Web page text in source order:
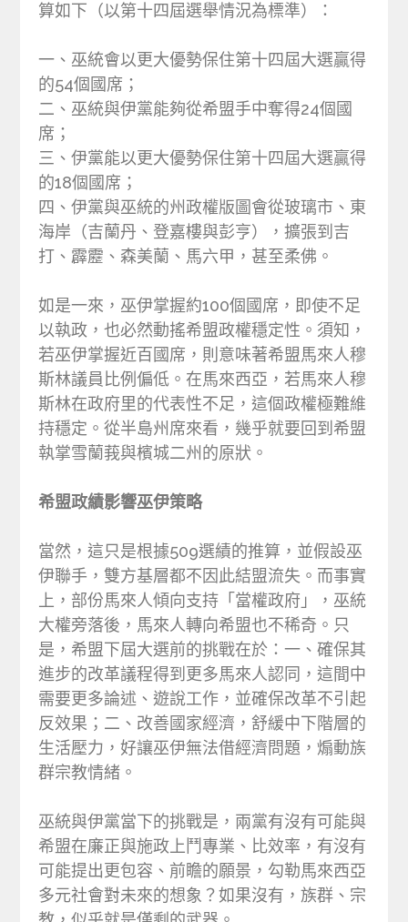
算如下（以第十四屆選舉情況為標準）：
一、巫統會以更大優勢保住第十四屆大選贏得
的54個國席；
二、巫統與伊黨能夠從希盟手中奪得24個國
席；
三、伊黨能以更大優勢保住第十四屆大選贏得
的18個國席；
四、伊黨與巫統的州政權版圖會從玻璃市、東
海岸（吉蘭丹、登嘉樓與彭亨），擴張到吉
打、霹靂、森美蘭、馬六甲，甚至柔佛。
如是一來，巫伊掌握約100個國席，即使不足
以執政，也必然動搖希盟政權穩定性。須知，
若巫伊掌握近百國席，則意味著希盟馬來人穆
斯林議員比例偏低。在馬來西亞，若馬來人穆
斯林在政府里的代表性不足，這個政權極難維
持穩定。從半島州席來看，幾乎就要回到希盟
執掌雪蘭莪與檳城二州的原狀。
希盟政績影響巫伊策略
當然，這只是根據509選績的推算，並假設巫
伊聯手，雙方基層都不因此結盟流失。而事實
上，部份馬來人傾向支持「當權政府」，巫統
大權旁落後，馬來人轉向希盟也不稀奇。只
是，希盟下屆大選前的挑戰在於：一、確保其
進步的改革議程得到更多馬來人認同，這間中
需要更多論述、遊說工作，並確保改革不引起
反效果；二、改善國家經濟，舒緩中下階層的
生活壓力，好讓巫伊無法借經濟問題，煽動族
群宗教情緒。
巫統與伊黨當下的挑戰是，兩黨有沒有可能與
希盟在廉正與施政上鬥專業、比效率，有沒有
可能提出更包容、前瞻的願景，勾勒馬來西亞
多元社會對未來的想象？如果沒有，族群、宗